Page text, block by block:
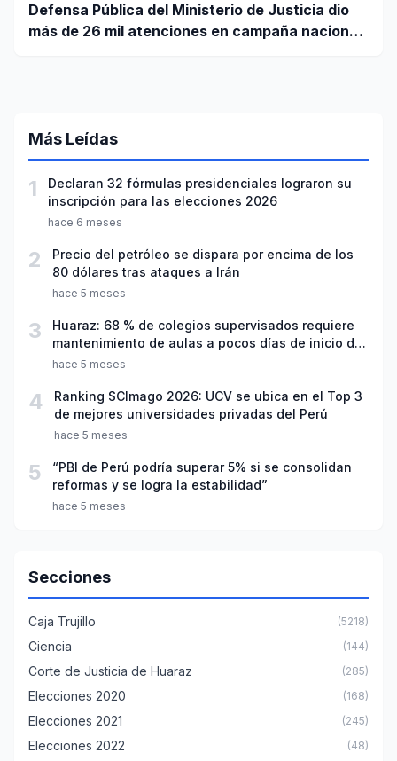
Defensa Pública del Ministerio de Justicia dio
más de 26 mil atenciones en campaña nacional
Más Leídas
1
Declaran 32 fórmulas presidenciales lograron su
inscripción para las elecciones 2026
hace 6 meses
2
Precio del petróleo se dispara por encima de los
80 dólares tras ataques a Irán
hace 5 meses
3
Huaraz: 68 % de colegios supervisados requiere
mantenimiento de aulas a pocos días de inicio del
año escolar 2026
hace 5 meses
4
Ranking SCImago 2026: UCV se ubica en el Top 3
de mejores universidades privadas del Perú
hace 5 meses
5
“PBI de Perú podría superar 5% si se consolidan
reformas y se logra la estabilidad”
hace 5 meses
Secciones
Caja Trujillo (5218)
Ciencia (144)
Corte de Justicia de Huaraz (285)
Elecciones 2020 (168)
Elecciones 2021 (245)
Elecciones 2022 (48)